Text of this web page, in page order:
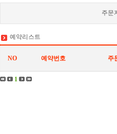
주문
예약리스트
NO 예약번호 주
1